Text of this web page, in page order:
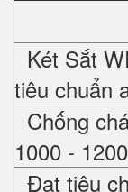
Két Sắt
tiêu chuẩn
Chống
1000 -
Đạt tiêu